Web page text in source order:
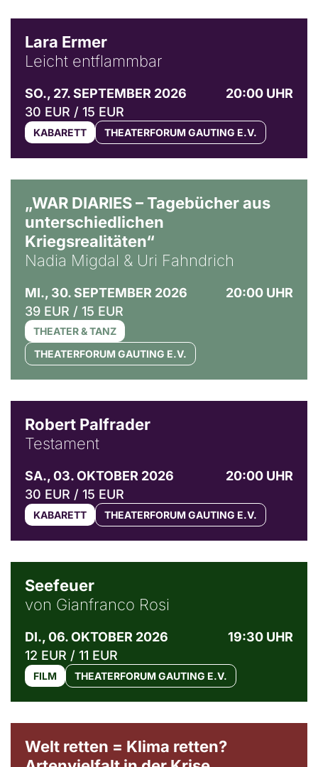
Lara Ermer
Leicht entflammbar
SO., 27. SEPTEMBER 2026
20:00 UHR
30 EUR / 15 EUR
KABARETT THEATERFORUM GAUTING E.V.
„WAR DIARIES – Tagebücher aus
unterschiedlichen
Kriegsrealitäten“
Nadia Migdal & Uri Fahndrich
MI., 30. SEPTEMBER 2026
20:00 UHR
39 EUR / 15 EUR
THEATER & TANZ
THEATERFORUM GAUTING E.V.
Robert Palfrader
Testament
SA., 03. OKTOBER 2026
20:00 UHR
30 EUR / 15 EUR
KABARETT THEATERFORUM GAUTING E.V.
Seefeuer
von Gianfranco Rosi
DI., 06. OKTOBER 2026
19:30 UHR
12 EUR / 11 EUR
FILM THEATERFORUM GAUTING E.V.
Welt retten = Klima retten?